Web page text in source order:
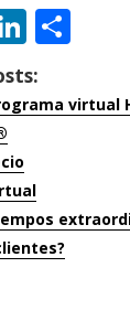
Li
n
k
e
n
C
m
p
ti
r
virtual